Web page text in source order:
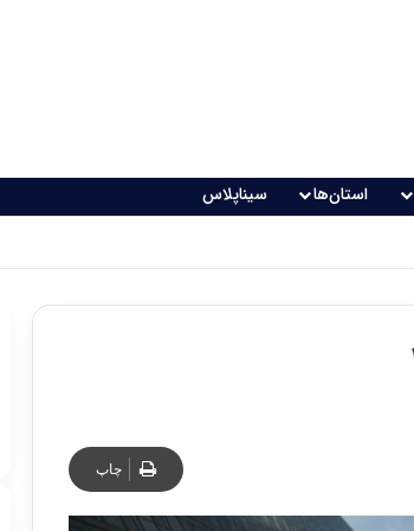
استان‌ها سیناپلاس
چاپ